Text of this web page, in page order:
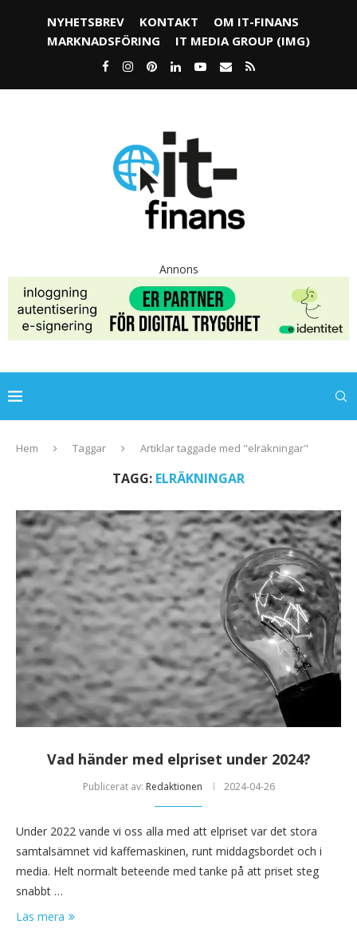
NYHETSBREV KONTAKT
OM IT-FINANS
MARKNADSFÖRING
IT MEDIA GROUP (IMG)
Annons
Hem Taggar Artiklar taggade med "elräkningar"
TAGG: ELRÄKNINGAR
Vad händer med elpriset under 2024?
Publicerat av: Redaktionen 2024-04-26
Under 2022 vande vi oss alla med att elpriset var det stora
samtalsämnet vid kaffemaskinen, runt middagsbordet och i
media. Helt normalt beteende med tanke på att priset steg
snabbt …
Läs mera